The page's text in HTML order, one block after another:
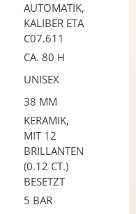
AUTOMATIK,
KALIBER ETA
C07.611
CA. 80 H
UNISEX
38 MM
KERAMIK,
MIT 12
BRILLANTEN
(0.12 CT.)
BESETZT
5 BAR